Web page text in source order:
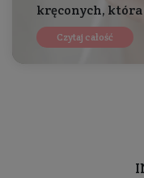
kręconych, która
Czytaj całość